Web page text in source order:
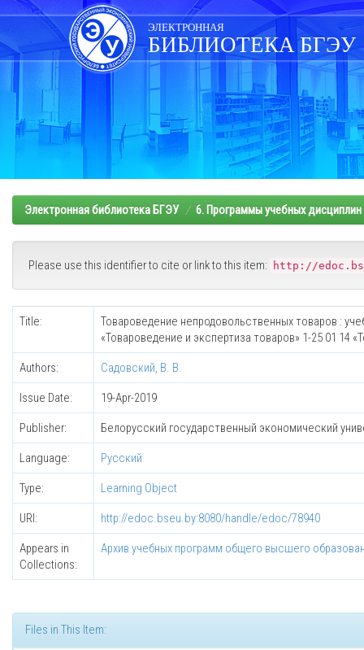
Skip
navigation
ЭЛЕКТРОННАЯ
БИБЛИОТЕКА БГЭУ
Электронная библиотека БГЭУ 6. Программы учебных
Please use this identifier to cite or link to this item: http://
Title:
Товароведение непродовольственных товаров :
«Товароведение и экспертиза товаров» 1-25 01 14
Authors: Садовский, В. В.
Issue Date: 19-Apr-2019
Publisher: Белорусский государственный экономический
Language: Русский
Type: Learning Object
URI: http://edoc.bseu.by:8080/handle/edoc/78940
Appears in
Collections:
Архив учебных программ общего высшего
Files in This Item: